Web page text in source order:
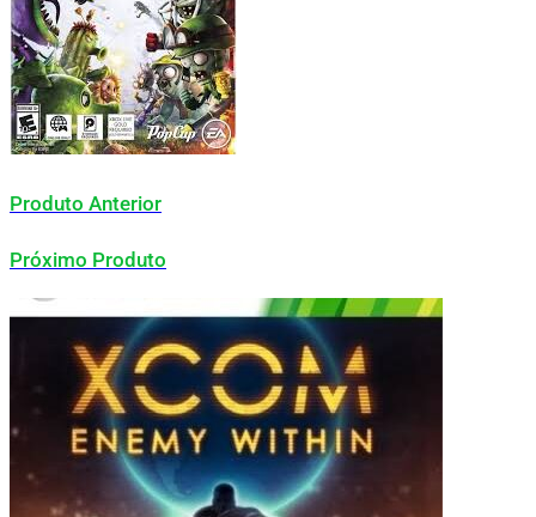
Produto Anterior
Próximo Produto